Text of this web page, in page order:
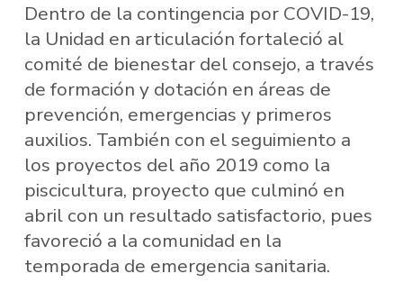
Dentro de la contingencia por COVID-19,
la Unidad en articulación fortaleció al
comité de bienestar del consejo, a través
de formación y dotación en áreas de
prevención, emergencias y primeros
auxilios. También con el seguimiento a
los proyectos del año 2019 como la
piscicultura, proyecto que culminó en
abril con un resultado satisfactorio, pues
favoreció a la comunidad en la
temporada de emergencia sanitaria.